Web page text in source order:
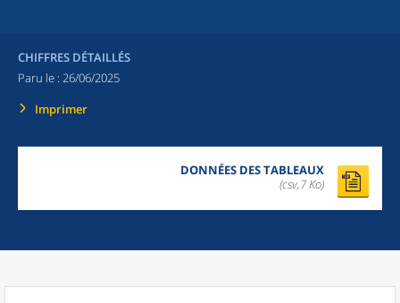
CHIFFRES DÉTAILLÉS
Paru le : 26/06/2025
Imprimer
DONNÉES DES TABLEAUX
(csv,7 Ko)